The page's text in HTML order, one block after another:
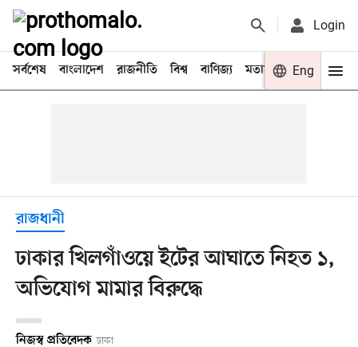
Login
সর্বশেষ বাংলাদেশ রাজনীতি বিশ্ব বাণিজ্য মতামত খেলা
Eng
রাজধানী
ঢাকার খিলগাঁওয়ে ইটের আঘাতে নিহত ১,
অভিযোগ মামার বিরুদ্ধে
নিজস্ব প্রতিবেদক ঢাকা